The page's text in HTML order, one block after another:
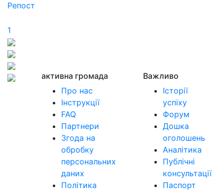
Репост
1
активна громада
Про нас
Інструкції
FAQ
Партнери
Згода на
обробку
персональних
даних
Політика
Важливо
Історії
успіху
Форум
Дошка
оголошень
Аналітика
Публічні
консультації
Паспорт